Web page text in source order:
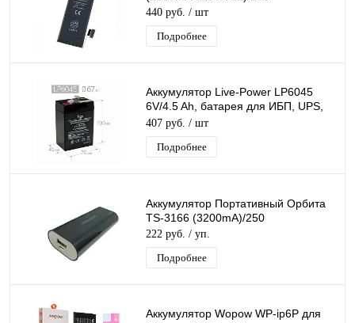
440 руб. / шт
Подробнее
Аккумулятор Live-Power LP6045
6V/4.5 Ah, батарея для ИБП, UPS,
свинцово-кислотный
(45*70*105mm)
407 руб. / шт
Подробнее
Аккумулятор Портативный Орбита
TS-3166 (3200mA)/250
222 руб. / уп.
Подробнее
Аккумулятор Wopow WP-ip6P для